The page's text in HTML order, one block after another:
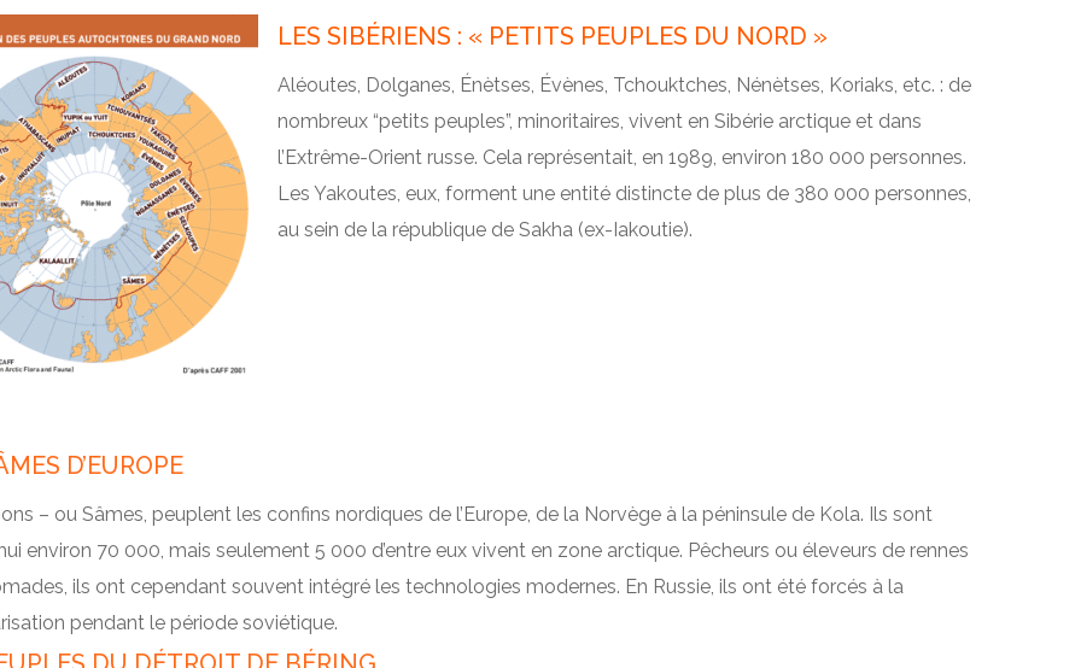
LES SIBÉRIENS : « PETITS PEUPLES DU NORD »
Aléoutes, Dolganes, Énètses, Évènes, Tchouktches, Nénètses, Koriaks, etc. : de
nombreux “petits peuples”, minoritaires, vivent en Sibérie arctique et dans
l’Extrême-Orient russe. Cela représentait, en 1989, environ 180 000 personnes.
Les Yakoutes, eux, forment une entité distincte de plus de 380 000 personnes,
au sein de la république de Sakha (ex-Iakoutie).
D’EUROPE
– ou Sâmes, peuplent les confins nordiques de l’Europe, de la Norvège à la péninsule de Kola. Ils sont
environ 70 000, mais seulement 5 000 d’entre eux vivent en zone arctique. Pêcheurs ou éleveurs de rennes
ils ont cependant souvent intégré les technologies modernes. En Russie, ils ont été forcés à la
pendant le période soviétique.